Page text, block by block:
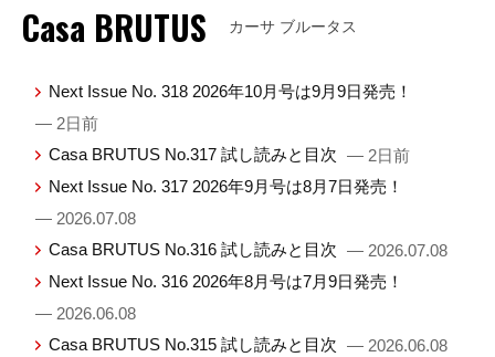
Casa BRUTUS カーサ ブルータス
Next Issue No. 318 2026年10月号は9月9日発売！
— 2日前
Casa BRUTUS No.317 試し読みと目次 — 2日前
Next Issue No. 317 2026年9月号は8月7日発売！
— 2026.07.08
Casa BRUTUS No.316 試し読みと目次 — 2026.07.08
Next Issue No. 316 2026年8月号は7月9日発売！
— 2026.06.08
Casa BRUTUS No.315 試し読みと目次 — 2026.06.08